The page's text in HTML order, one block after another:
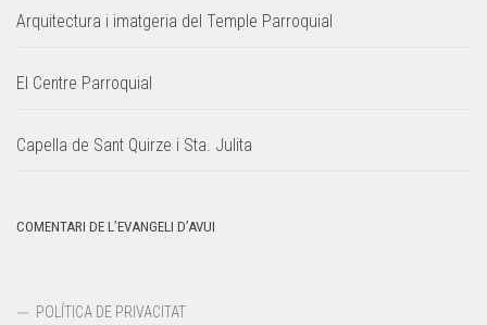
Arquitectura i imatgeria del Temple Parroquial
El Centre Parroquial
Capella de Sant Quirze i Sta. Julita
COMENTARI DE L’EVANGELI D’AVUI
POLÍTICA DE PRIVACITAT